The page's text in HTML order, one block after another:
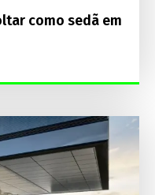
como sedã em